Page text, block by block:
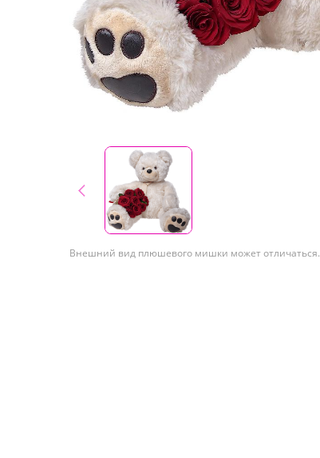
Внешний вид плюшевого мишки может отличаться.